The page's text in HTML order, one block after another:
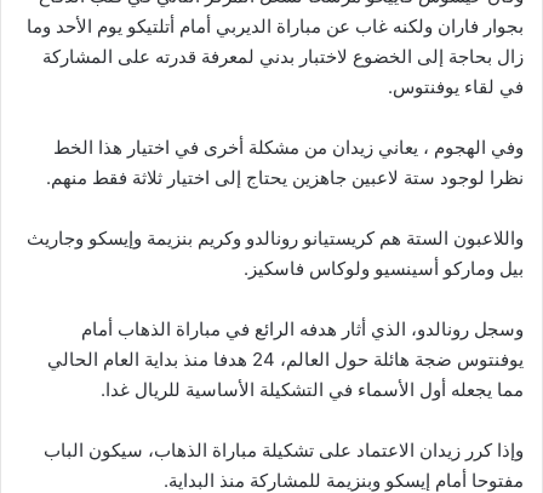
بجوار فاران ولكنه غاب عن مباراة الديربي أمام أتلتيكو يوم الأحد وما
زال بحاجة إلى الخضوع لاختبار بدني لمعرفة قدرته على المشاركة
في لقاء يوفنتوس.
وفي الهجوم ، يعاني زيدان من مشكلة أخرى في اختيار هذا الخط
نظرا لوجود ستة لاعبين جاهزين يحتاج إلى اختيار ثلاثة فقط منهم.
واللاعبون الستة هم كريستيانو رونالدو وكريم بنزيمة وإيسكو وجاريث
بيل وماركو أسينسيو ولوكاس فاسكيز.
وسجل رونالدو، الذي أثار هدفه الرائع في مباراة الذهاب أمام
يوفنتوس ضجة هائلة حول العالم، 24 هدفا منذ بداية العام الحالي
مما يجعله أول الأسماء في التشكيلة الأساسية للريال غدا.
وإذا كرر زيدان الاعتماد على تشكيلة مباراة الذهاب، سيكون الباب
مفتوحا أمام إيسكو وبنزيمة للمشاركة منذ البداية.